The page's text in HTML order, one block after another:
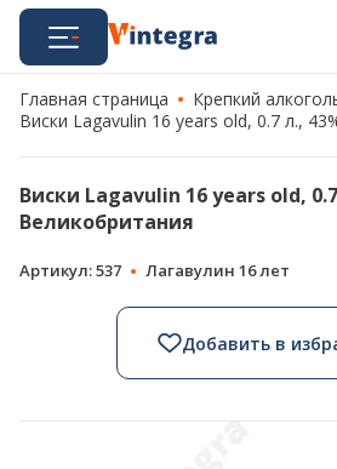
Главная страница Крепкий
Виски Lagavulin 16 years old, 0.7 л.,
Виски Lagavulin 16 years old,
Великобритания
Артикул: 537 Лагавулин 16 лет
Добавить в